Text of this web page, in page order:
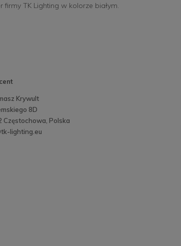
TK Lighting w kolorze białym.
Krywult
8D
Częstochowa, Polska
lighting.eu